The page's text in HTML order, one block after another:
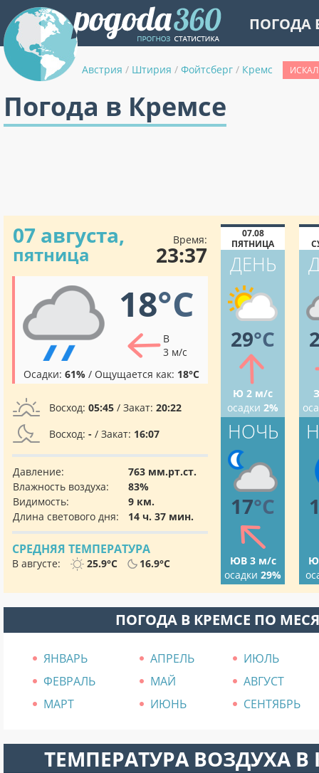
ПОГОДА
Австрия / Штирия / Фойтсберг / Кремс
Погода в Кремсе
07 августа,
пятница
Время:
23:37
18°C
В
3 м/с
Осадки: 61% / Ощущается как: 18°C
Восход: 05:45 / Закат: 20:22
Восход: - / Закат: 16:07
Давление:
763 мм.рт.ст.
Влажность воздуха:
83%
Видимость:
9 км.
Длина светового дня:
14 ч. 37 мин.
СРЕДНЯЯ ТЕМПЕРАТУРА
В августе: 25.9°C 16.9°C
07.08
ПЯТНИЦА
ДЕНЬ
29°C
Ю 2 м/с
осадки 2%
НОЧЬ
17°C
ЮВ 3 м/с
осадки 29%
ПОГОДА В КРЕМСЕ ПО
ЯНВАРЬ АПРЕЛЬ
ИЮЛЬ
ФЕВРАЛЬ
МАЙ
АВГУСТ
МАРТ
ИЮНЬ СЕНТЯБРЬ
ТЕМПЕРАТУРА ВОЗДУХА В